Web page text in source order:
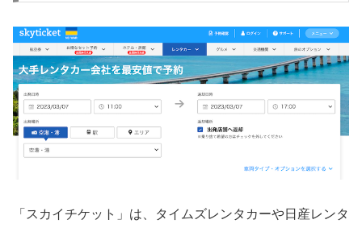
「スカイチケット」は、タイムズレンタカーや日産レンタ